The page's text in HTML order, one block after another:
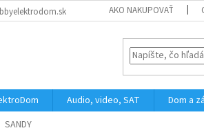
AKO NAKUPOVAŤ
Audio, video, SAT Dom a
SANDY